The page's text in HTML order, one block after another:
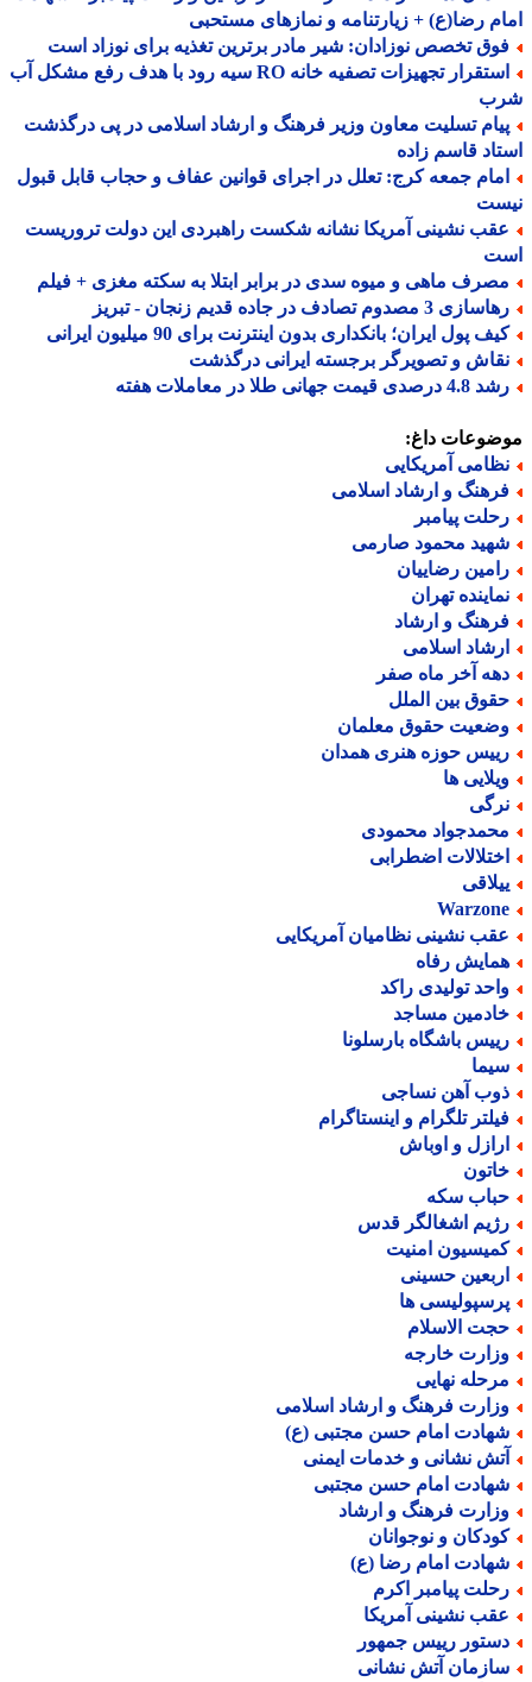
رضا(ع) + زیارتنامه و نمازهای مستحبی
تخصص نوزادان: شیر مادر برترین تغذیه برای نوزاد است
استقرار تجهیزات تصفیه خانه RO سیه رود با هدف رفع مشکل آب
تسلیت معاون وزیر فرهنگ و ارشاد اسلامی در پی درگذشت
قاسم زاده
جمعه کرج: تعلل در اجرای قوانین عفاف و حجاب قابل قبول
نشینی آمریکا نشانه شکست راهبردی این دولت تروریست
ماهی و میوه سدی در برابر ابتلا به سکته مغزی + فیلم
3 مصدوم تصادف در جاده قدیم زنجان - تبریز
پول ایران؛ بانکداری بدون اینترنت برای 90 میلیون ایرانی
و تصویرگر برجسته ایرانی درگذشت
قیمت جهانی طلا در معاملات هفته
داغ:
آمریکایی
و ارشاد اسلامی
پیامبر
محمود صارمی
رضاییان
تهران
و ارشاد
اسلامی
آخر ماه صفر
بین الملل
حقوق معلمان
حوزه هنری همدان
ها
محمودی
اضطرابی
نشینی نظامیان آمریکایی
رفاه
تولیدی راکد
مساجد
باشگاه بارسلونا
آهن نساجی
تلگرام و اینستاگرام
و اوباش
سکه
اشغالگر قدس
امنیت
حسینی
ها
الاسلام
خارجه
نهایی
فرهنگ و ارشاد اسلامی
امام حسن مجتبی (ع)
نشانی و خدمات ایمنی
امام حسن مجتبی
فرهنگ و ارشاد
و نوجوانان
امام رضا (ع)
پیامبر اکرم
نشینی آمریکا
رییس جمهور
آتش نشانی